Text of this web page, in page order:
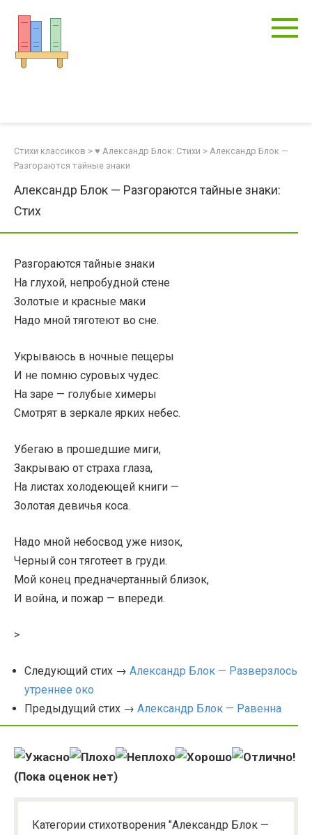
контенту
Стихи классиков > ♥ Александр Блок: Стихи > Александр Блок —
Разгораются тайные знаки
Александр Блок — Разгораются тайные знаки:
Стих
Разгораются тайные знаки
На глухой, непробудной стене
Золотые и красные маки
Надо мной тяготеют во сне.
Укрываюсь в ночные пещеры
И не помню суровых чудес.
На заре — голубые химеры
Смотрят в зеркале ярких небес.
Убегаю в прошедшие миги,
Закрываю от страха глаза,
На листах холодеющей книги —
Золотая девичья коса.
Надо мной небосвод уже низок,
Черный сон тяготеет в груди.
Мой конец предначертанный близок,
И война, и пожар — впереди.
>
Следующий стих → Александр Блок — Разверзлось
утреннее око
Предыдущий стих → Александр Блок — Равенна
(Пока оценок нет)
Категории стихотворения "Александр Блок —